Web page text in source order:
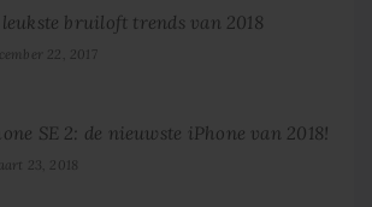
leukste bruiloft trends van 2018
22, 2017
SE 2: de nieuwste iPhone van 2018!
23, 2018